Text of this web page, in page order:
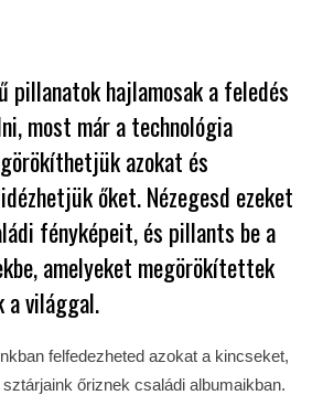
pillanatok hajlamosak a feledés
most már a technológia
azokat és
őket. Nézegesd ezeket
fényképeit, és pillants be a
amelyeket megörökítettek
a világgal.
felfedezheted azokat a kincseket,
őriznek családi albumaikban.